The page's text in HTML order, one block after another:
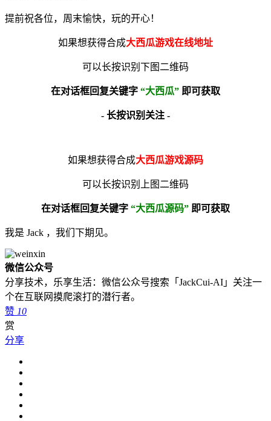
提前祝各位，周末愉快，玩的开心！
如果想获得合成大西瓜游戏在线地址
可以长按识别下图二维码
在对话框回复关键字 “大西瓜” 即可获取
- 长按识别关注 -
如果想获得合成大西瓜游戏源码
可以长按识别上图二维码
在对话框回复关键字 “大西瓜源码” 即可获取
我是 Jack ，我们下期见。
微信公众号
分享技术，乐享生活：微信公众号搜索「JackCui-AI」关注一
个在互联网摸爬滚打的潜行者。
赞 10
赏
分享